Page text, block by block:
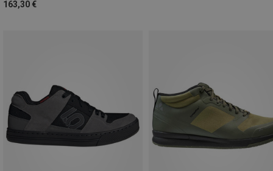
163,30 €